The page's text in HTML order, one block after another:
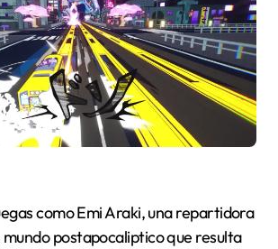
como Emi Araki, una repartidora
postapocaliptico que resulta